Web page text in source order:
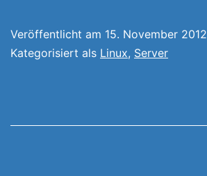
Veröffentlicht am 15. November 2012
Kategorisiert als Linux, Server